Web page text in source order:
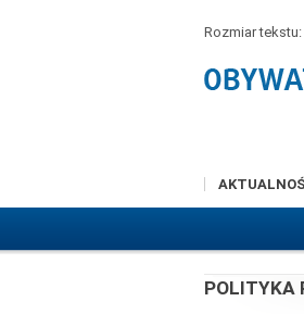
Rozmiar tekstu:
POLITYKA